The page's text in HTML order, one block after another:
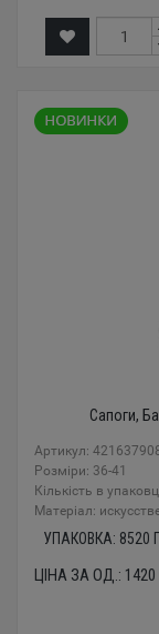
Сапоги,
Артикул:
Розміри: 36-41
Кількість в
Mатеріал:
УПАКОВКА: 8520
ЦІНА ЗА ОД.: 1420